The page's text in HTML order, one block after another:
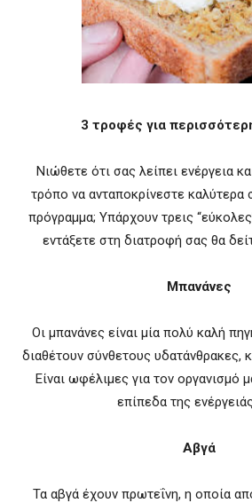
3 τροφές για
Νιώθετε ότι σας λείπει ενέργεια
τρόπο να ανταποκρίνεστε καλύτερα
πρόγραμμα; Υπάρχουν τρεις
εντάξετε στη διατροφή σας θα
Μπανάνες
Οι μπανάνες είναι μία πολύ καλή
διαθέτουν σύνθετους υδατάνθρακες,
Είναι ωφέλιμες για τον οργανισμό
επίπεδα της
Αβγά
Τα αβγά έχουν πρωτεΐνη, η οποία